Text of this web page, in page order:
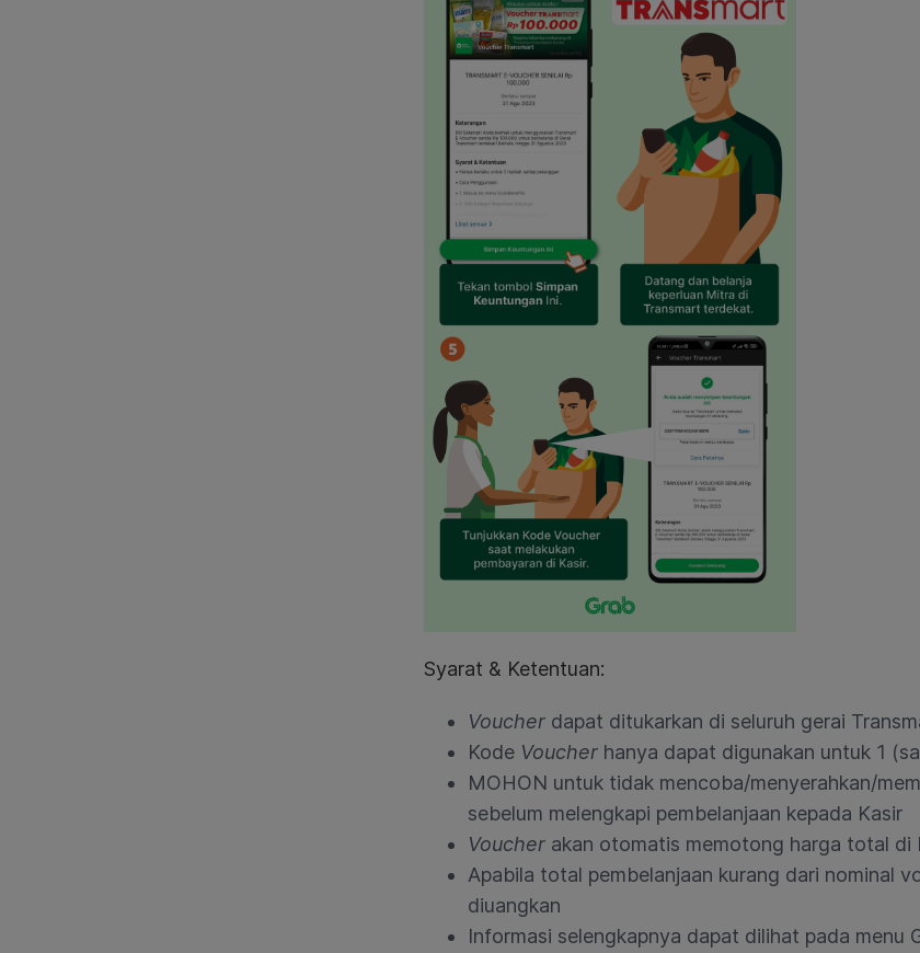
Syarat & Ketentuan:
Voucher dapat ditukarkan di seluruh gerai
Kode Voucher hanya dapat digunakan untuk 1
MOHON untuk tidak mencoba/menyerahkan/
sebelum melengkapi pembelanjaan kepada Kasir
Voucher akan otomatis memotong harga total di
Apabila total pembelanjaan kurang dari nominal
diuangkan
Informasi selengkapnya dapat dilihat pada menu